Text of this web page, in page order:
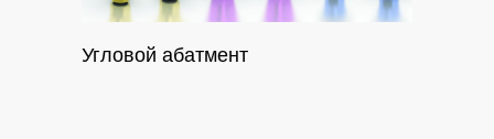
Угловой абатмент